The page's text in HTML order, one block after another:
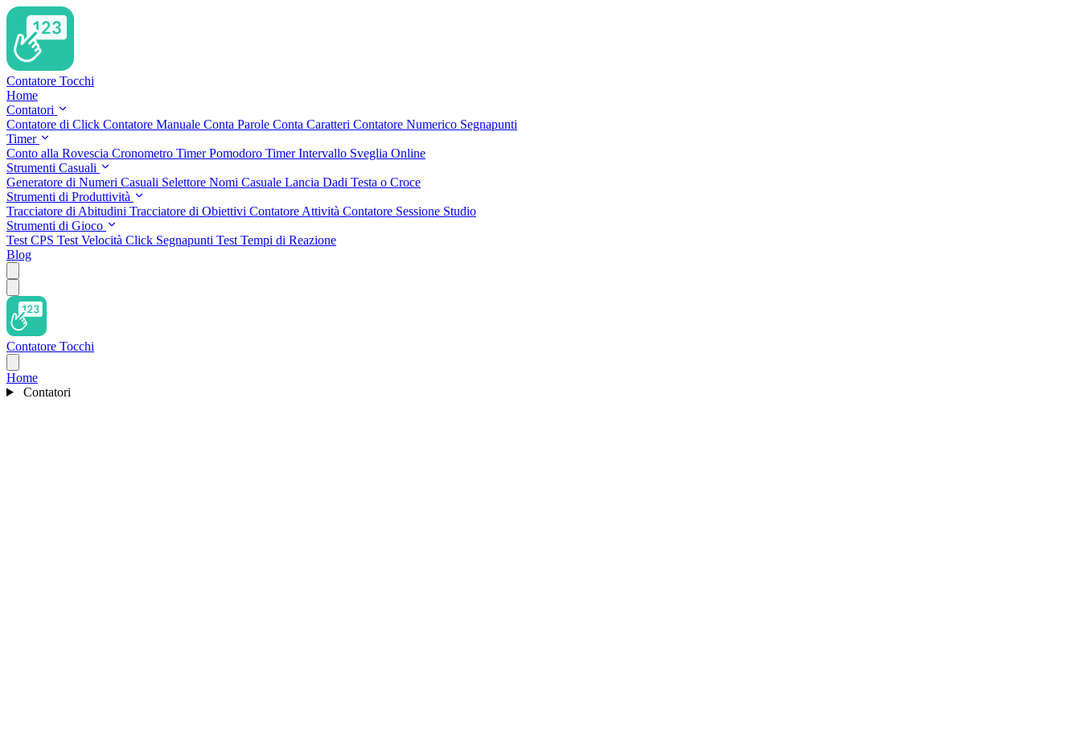
Contatore Tocchi
Home
Contatori
Contatore di Click Contatore Manuale Conta Parole Conta Caratteri Contatore Numerico Segnapunti
Timer
Conto alla Rovescia Cronometro Timer Pomodoro Timer Intervallo Sveglia Online
Strumenti Casuali
Generatore di Numeri Casuali Selettore Nomi Casuale Lancia Dadi Testa o Croce
Strumenti di Produttività
Tracciatore di Abitudini Tracciatore di Obiettivi Contatore Attività Contatore Sessione Studio
Strumenti di Gioco
Test CPS Test Velocità Click Segnapunti Test Tempi di Reazione
Blog
Contatore Tocchi
Home
Contatori